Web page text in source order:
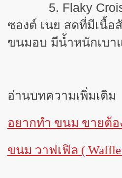
5. Flaky
ซองต์ เนย สดที่มีเนื้อ
ขนมอบ มีน้ำหนักเบา
อ่านบทความเพิ่มเติม
อยากทำ ขนม ขายต้อ
ขนม วาฟเฟิล (